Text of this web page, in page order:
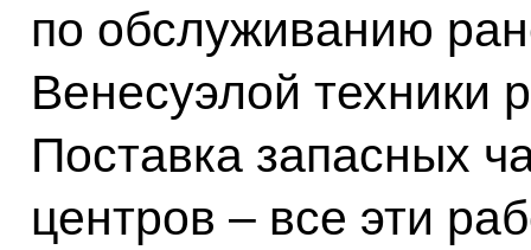
по обслуживанию
Венесуэлой техники
Поставка запасных
центров – все эти